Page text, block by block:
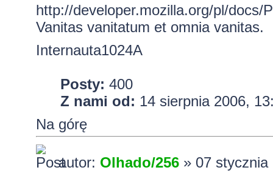
http://developer.mozilla.org/pl/docs/
Vanitas vanitatum et omnia vanitas.
Internauta1024A
Posty: 400
Z nami od: 14 sierpnia 2006,
Na górę
autor: Olhado/256» 07 stycznia